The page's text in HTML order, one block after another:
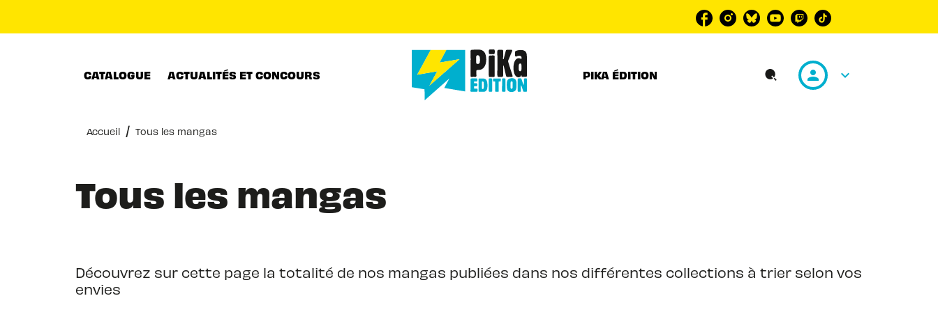
personn keyboard_arrow_down
CATALOGUE ACTUALITÉS ET CONCOURS PIKA ÉDITION search
Accueil / Tous les mangas
Tous les mangas
Découvrez sur cette page la totalité de nos mangas publiées dans nos différentes collections à trier selon vos
envies